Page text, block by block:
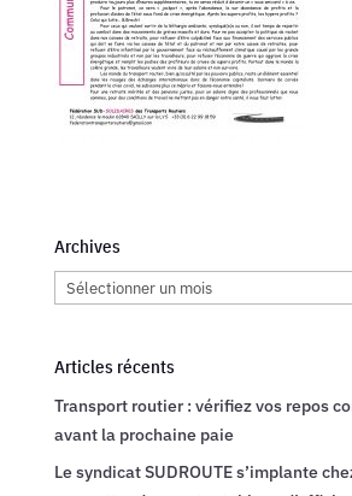
Archives
Archives
Articles récents
Transport routier : vérifiez vos repos
avant la prochaine paie
Le syndicat SUDROUTE s’implante